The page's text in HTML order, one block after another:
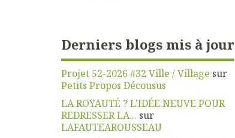
Derniers blogs mis à jour
Projet 52-2026 #32 Ville / Village sur
Petits Propos Décousus
LA ROYAUTÉ ? L'IDÉE NEUVE POUR
REDRESSER LA... sur
LAFAUTEAROUSSEAU